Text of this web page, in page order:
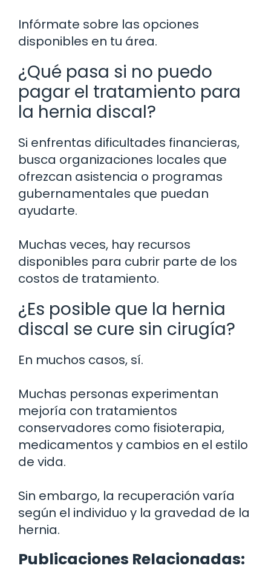
Infórmate sobre las opciones
disponibles en tu área.
¿Qué pasa si no puedo
pagar el tratamiento para
la hernia discal?
Si enfrentas dificultades financieras,
busca organizaciones locales que
ofrezcan asistencia o programas
gubernamentales que puedan
ayudarte.
Muchas veces, hay recursos
disponibles para cubrir parte de los
costos de tratamiento.
¿Es posible que la hernia
discal se cure sin cirugía?
En muchos casos, sí.
Muchas personas experimentan
mejoría con tratamientos
conservadores como fisioterapia,
medicamentos y cambios en el estilo
de vida.
Sin embargo, la recuperación varía
según el individuo y la gravedad de la
hernia.
Publicaciones Relacionadas: